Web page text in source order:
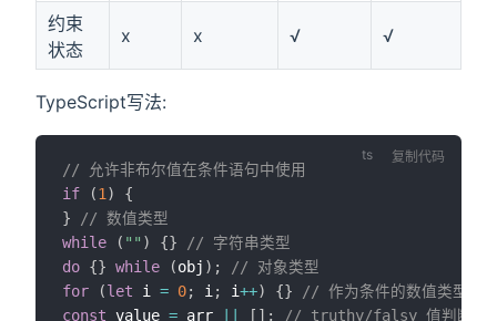
约束
状态
x x √ √
TypeScript写法:
// 允许非布尔值在条件语句中使用
if
(1 )
{
}
// 数值类型
while
( "" ) {}
// 字符串类型
do {} while (obj ) ;
// 对象类型
for
(let i = 0; i ; i++) {}
// 作为条件的数值类型
const value = arr [ ] ; // truthy/falsy 值判断
复制代码